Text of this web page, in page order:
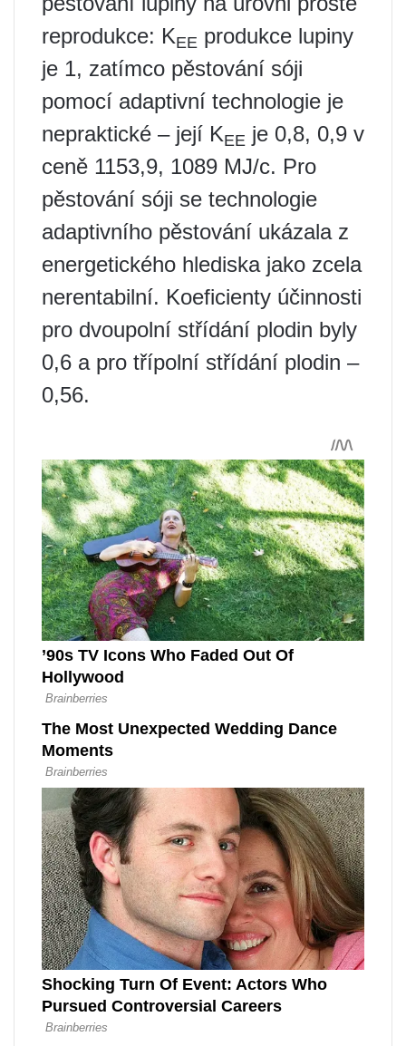
reprodukce: KEE produkce lupiny
je 1, zatímco pěstování sóji
pomocí adaptivní technologie je
nepraktické – její KEE je 0,8, 0,9 v
ceně 1153,9, 1089 MJ/c. Pro
pěstování sóji se technologie
adaptivního pěstování ukázala z
energetického hlediska jako zcela
nerentabilní. Koeficienty účinnosti
pro dvoupolní střídání plodin byly
0,6 a pro třípolní střídání plodin –
0,56.